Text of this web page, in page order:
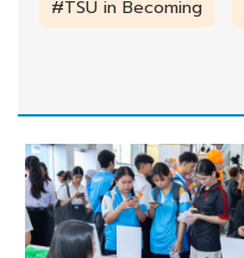
#TSU in Becoming